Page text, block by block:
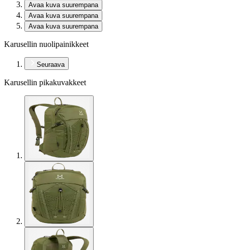
Avaa kuva suurempana
Avaa kuva suurempana
Avaa kuva suurempana
Karusellin nuolipainikkeet
Seuraava
Karusellin pikakuvakkeet